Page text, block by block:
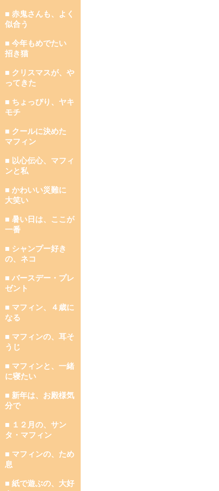
■ 赤鬼さんも、よく
似合う
■ 今年もめでたい
招き猫
■ クリスマスが、や
ってきた
■ ちょっぴり、ヤキ
モチ
■ クールに決めた
マフィン
■ 以心伝心、マフィ
ンと私
■ かわいい災難に
大笑い
■ 暑い日は、ここが
一番
■ シャンプー好き
の、ネコ
■ バースデー・プレ
ゼント
■ マフィン、４歳に
なる
■ マフィンの、耳そ
うじ
■ マフィンと、一緒
に寝たい
■ 新年は、お殿様気
分で
■ １２月の、サン
タ・マフィン
■ マフィンの、ため
息
■ 紙で遊ぶの、大好